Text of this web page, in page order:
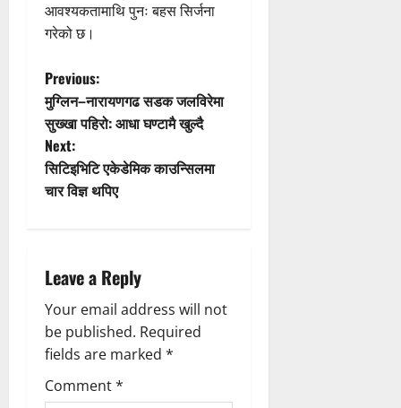
आवश्यकतामाथि पुनः बहस सिर्जना
गरेको छ।
P
o
s
t
a
v
i
g
Previous:
मुग्लिन–नारायणगढ सडक जलविरेमा
सुख्खा पहिरो: आधा घण्टामै खुल्दै
Next:
सिटिइभिटि एकेडेमिक काउन्सिलमा
चार विज्ञ थपिए
Leave a Reply
Your email address will not
be published. Required
fields are marked *
Comment*